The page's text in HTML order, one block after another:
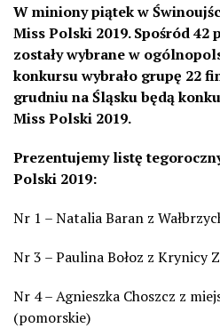
W miniony piątek w
Miss Polski 2019. Spośród 42
zostały wybrane w
konkursu wybrało grupę 22
grudniu na Śląsku będą
Miss Polski 2019.
Prezentujemy listę
Polski 2019:
Nr 1 – Natalia Baran z
Nr 3 – Paulina Bołoz z Krynicy
Nr 4 – Agnieszka Choszcz z
(pomorskie)